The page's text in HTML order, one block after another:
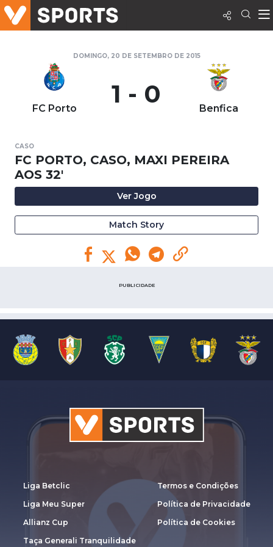
DOMINGO, 20 DE SETEMBRO DE 2015
FC Porto 1 - 0 Benfica
CASO
FC PORTO, CASO, MAXI PEREIRA
AOS 32'
Ver Jogo
Match Story
PUBLICIDADE
Liga Betclic
Liga Meu Super
Allianz Cup
Taça Generali Tranquilidade
Termos e Condições
Política de Privacidade
Política de Cookies